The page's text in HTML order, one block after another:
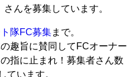
んを募集しています。
隊FC募集まで。
趣旨に賛同してFCオーナー
指に止まれ！募集者さん数
ています。